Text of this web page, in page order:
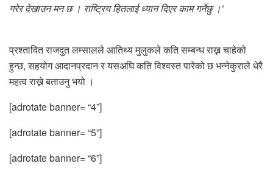
गरेर देखाउन मन छ । राष्ट्रिय हितलाई ध्यान दिएर काम गर्नेछु ।’
प्रश्तावित राजदुत लम्सालले आतिथ्य मुलुकले कति सम्बन्ध राख्न चाहेको
हुन्छ, सहयोग आदानप्रदान र यसअघि कति विश्वस्त पारेको छ भन्नेकुराले धेरै
महत्व राख्ने बताउनु भयो ।
[adrotate banner= “4”]
[adrotate banner= “5”]
[adrotate banner= “6”]